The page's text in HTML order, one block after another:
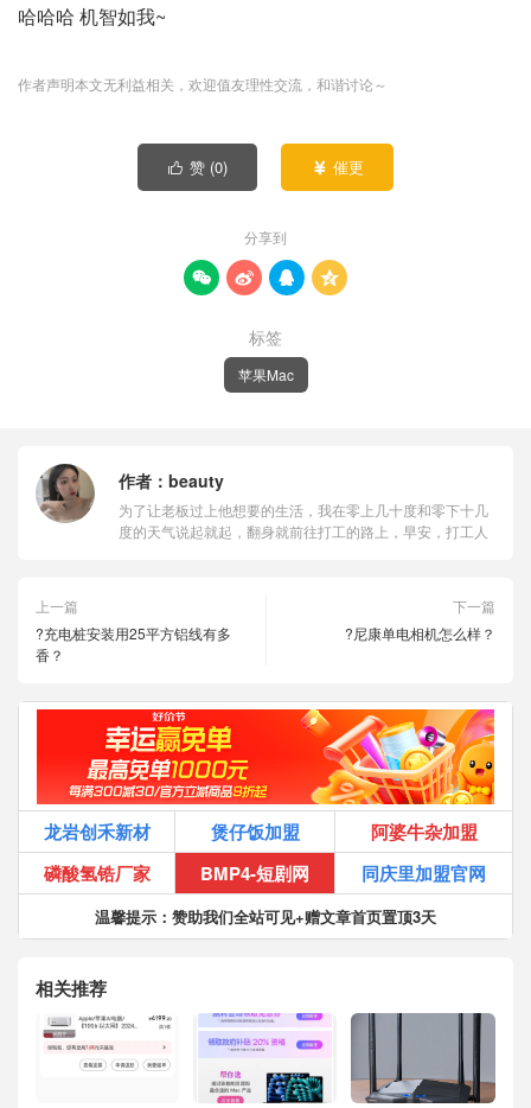
哈哈哈 机智如我~
作者声明本文无利益相关，欢迎值友理性交流，和谐讨论～
 赞 (0)  催更
分享到
   
标签
苹果Mac
作者： beauty
为了让老板过上他想要的生活，我在零上几十度和零下十几
度的天气说起就起，翻身就前往打工的路上，早安，打工人
上一篇
?充电桩安装用25平方铝线有多
香？
下一篇
?尼康单电相机怎么样？
龙岩创禾新材 煲仔饭加盟
阿婆牛杂加盟
磷酸氢锆厂家
BMP4-短剧网 同庆里加盟官网
温馨提示：赞助我们全站可见+赠文章首页置顶3天
相关推荐